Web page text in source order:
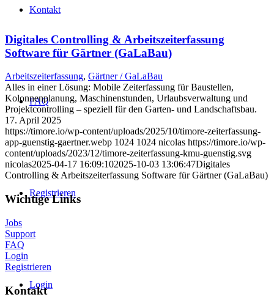
Kontakt
FAQ
Registrieren
Login
Digitales Controlling & Arbeitszeiterfassung
Software für Gärtner (GaLaBau)
Arbeitszeiterfassung, Gärtner / GaLaBau
Alles in einer Lösung: Mobile Zeiterfassung für Baustellen,
Kolonnenplanung, Maschinenstunden, Urlaubsverwaltung und
Projektcontrolling – speziell für den Garten- und Landschaftsbau.
17. April 2025
https://timore.io/wp-content/uploads/2025/10/timore-zeiterfassung-
app-guenstig-gaertner.webp 1024 1024 nicolas https://timore.io/wp-
content/uploads/2023/12/timore-zeiterfassung-kmu-guenstig.svg
nicolas2025-04-17 16:09:102025-10-03 13:06:47Digitales
Controlling & Arbeitszeiterfassung Software für Gärtner (GaLaBau)
Wichtige Links
Jobs
Support
FAQ
Login
Registrieren
Kontakt